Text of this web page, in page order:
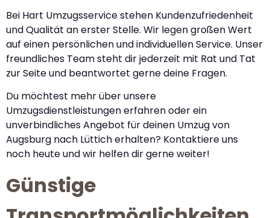
Bei Hart Umzugsservice stehen Kundenzufriedenheit
und Qualität an erster Stelle. Wir legen großen Wert
auf einen persönlichen und individuellen Service. Unser
freundliches Team steht dir jederzeit mit Rat und Tat
zur Seite und beantwortet gerne deine Fragen.
Du möchtest mehr über unsere
Umzugsdienstleistungen erfahren oder ein
unverbindliches Angebot für deinen Umzug von
Augsburg nach Lüttich erhalten? Kontaktiere uns
noch heute und wir helfen dir gerne weiter!
Günstige